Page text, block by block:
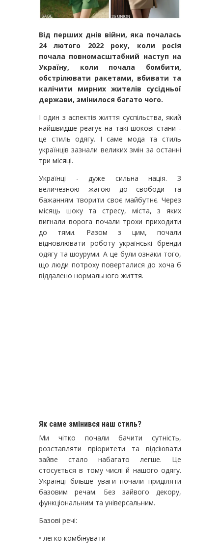
Від перших днів війни, яка почалась
24 лютого 2022 року, коли росія
почала повномасштабний наступ на
Україну, коли почала бомбити,
обстрілювати ракетами, вбивати та
калічити мирних жителів сусідньої
держави, змінилося багато чого.
І один з аспектів життя суспільства, який
найшвидше реагує на такі шокові стани -
це стиль одягу. І саме мода та стиль
українців зазнали великих змін за останні
три місяці.
Українці - дуже сильна нація. З
величезною жагою до свободи та
бажанням творити своє майбутнє. Через
місяць шоку та стресу, міста, з яких
вигнали ворога почали трохи приходити
до тями. Разом з цим, почали
відновлювати роботу українські бренди
одягу та шоуруми. А це були ознаки того,
що люди потроху поверталися до хоча б
віддалено нормального життя.
Як саме змінився наш стиль?
Ми чітко почали бачити сутність,
розставляти пріоритети та відсіювати
зайве стало набагато легше. Це
стосується в тому числі й нашого одягу.
Українці більше уваги почали приділяти
базовим речам. Без зайвого декору,
функціональним та універсальним.
Базові речі:
• легко комбінувати